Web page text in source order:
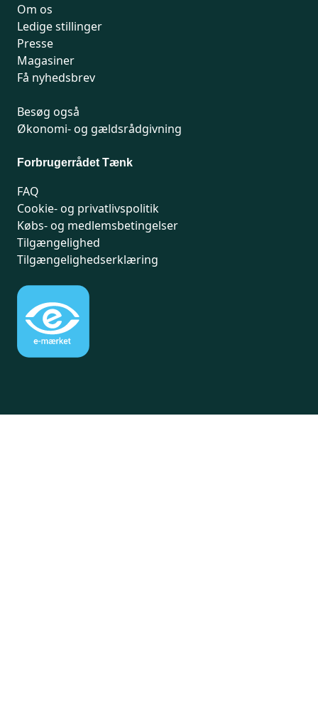
Om os
Ledige stillinger
Presse
Magasiner
Få nyhedsbrev
Besøg også
Økonomi- og gældsrådgivning
Forbrugerrådet Tænk
FAQ
Cookie- og privatlivspolitik
Købs- og medlemsbetingelser
Tilgængelighed
Tilgængelighedserklæring